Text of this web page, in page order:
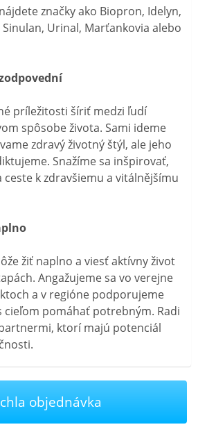
značky ako Biopron, Idelyn,
Urinal, Marťankovia alebo
príležitosti šíriť medzi ľudí
spôsobe života. Sami ideme
zdravý životný štýl, ale jeho
Snažíme sa inšpirovať,
k zdravšiemu a vitálnějšímu
žiť naplno a viesť aktívny život
Angažujeme sa vo verejne
a v regióne podporujeme
cieľom pomáhať potrebným. Radi
ktorí majú potenciál
objednávka